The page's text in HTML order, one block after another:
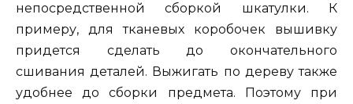
непосредственной сборкой шкатулки. К
примеру, для тканевых коробочек вышивку
придется сделать до окончательного
сшивания деталей. Выжигать по дереву также
удобнее до сборки предмета. Поэтому при